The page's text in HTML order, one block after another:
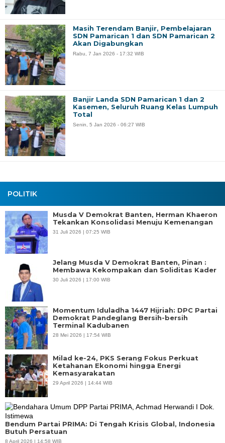
POLITIK
Musda V Demokrat Banten, Herman Khaeron
Tekankan Konsolidasi Menuju Kemenangan
31 Juli 2026 | 07:25 WIB
Jelang Musda V Demokrat Banten, Pinan :
Membawa Kekompakan dan Soliditas Kader
30 Juli 2026 | 17:00 WIB
Momentum Iduladha 1447 Hijriah: DPC Partai
Demokrat Pandeglang Bersih-bersih
Terminal Kadubanen
28 Mei 2026 | 17:54 WIB
Milad ke-24, PKS Serang Fokus Perkuat
Ketahanan Ekonomi hingga Energi
Kemasyarakatan
29 April 2026 | 14:44 WIB
Bendum Partai PRIMA: Di Tengah Krisis Global, Indonesia
Butuh Persatuan
8 April 2026 | 14:58 WIB
Masih Terendam Banjir, Pembelajaran
SDN Pamarican 1 dan SDN Pamarican 2
Akan Digabungkan
Rabu, 7 Jan 2026 - 17:32 WIB
Banjir Landa SDN Pamarican 1 dan 2
Kasemen, Seluruh Ruang Kelas Lumpuh
Total
Senin, 5 Jan 2026 - 06:27 WIB